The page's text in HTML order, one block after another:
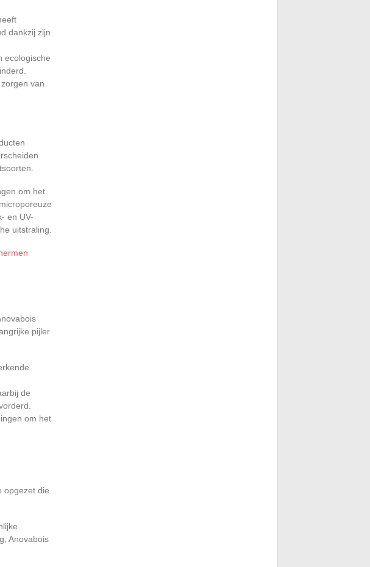
dankzij zijn
ecologische
van
om het
en UV-
uitstraling.
pijler
de
om het
opgezet die
Anovabois